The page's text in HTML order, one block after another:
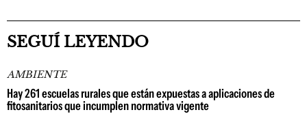
SEGUÍ LEYENDO
AMBIENTE
Hay 261 escuelas rurales que están expuestas a aplicaciones de
fitosanitarios que incumplen normativa vigente